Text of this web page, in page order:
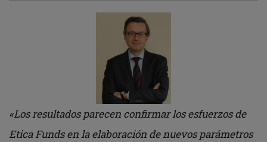
«Los resultados parecen confirmar los esfuerzos de
Etica Funds en la elaboración de nuevos parámetros